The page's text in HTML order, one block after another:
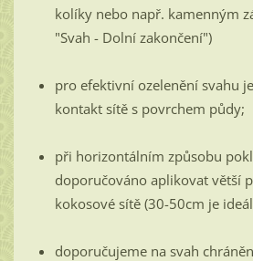
kolíky nebo např. kamenným
"Svah - Dolní zakončení")
pro efektivní ozelenění svahu
kontakt sítě s povrchem půdy;
při horizontálním způsobu
doporučováno aplikovat větší
kokosové sítě (30-50cm je
doporučujeme na svah